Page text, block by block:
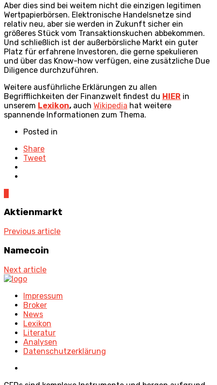
Aber dies sind bei weitem nicht die einzigen legitimen
Wertpapierbörsen. Elektronische Handelsnetze sind
relativ neu, aber sie werden in Zukunft sicher ein
größeres Stück vom Transaktionskuchen abbekommen.
Und schließlich ist der außerbörsliche Markt ein guter
Platz für erfahrene Investoren, die gerne spekulieren
und über das Know-how verfügen, eine zusätzliche Due
Diligence durchzuführen.
Weitere ausführliche Erklärungen zu allen
Begrifflichkeiten der Finanzwelt findest du HIER in
unserem Lexikon, auch Wikipedia hat weitere
spannende Informationen zum Thema.
Posted in
Share
Tweet
Aktienmarkt
Previous article
Namecoin
Next article
Impressum
Broker
News
Lexikon
Literatur
Analysen
Datenschutzerklärung